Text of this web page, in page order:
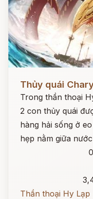
Thủy quái
Trong thần thoại
2 con thủy quái
hàng hải sống ở
hẹp nằm giữa
Thần thoại Hy Lạp